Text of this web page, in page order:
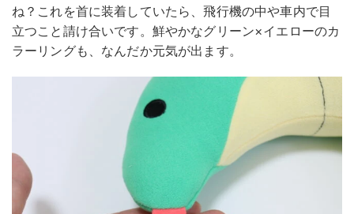
ね？これを首に装着していたら、飛行機の中や車内で目
立つこと請け合いです。鮮やかなグリーン×イエローのカ
ラーリングも、なんだか元気が出ます。